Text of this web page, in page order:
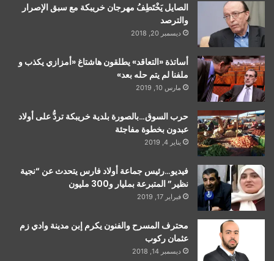
الصايل يَخْتَطِفُ مهرجان خريبكة مع سبق الإصرار
والترصد
ديسمبر 20, 2018
أساتذة «التعاقد» يطلقون هاشتاغ «أمزازي يكذب و
ملفنا لم يتم حله بعد»
مارس 10, 2019
حرب السوق…بالصورة بلدية خريبكة تردُّ على أولاد
عبدون بخطوة مفاجئة
يناير 4, 2019
فيديو…رئيس جماعة أولاد فارس يتحدث عن “نجية
نظير” المتبرعة بمليار و300 مليون
فبراير 17, 2019
محترف المسرح والفنون يكرم إبن مدينة وادي زم
عثمان ركوب
ديسمبر 14, 2018